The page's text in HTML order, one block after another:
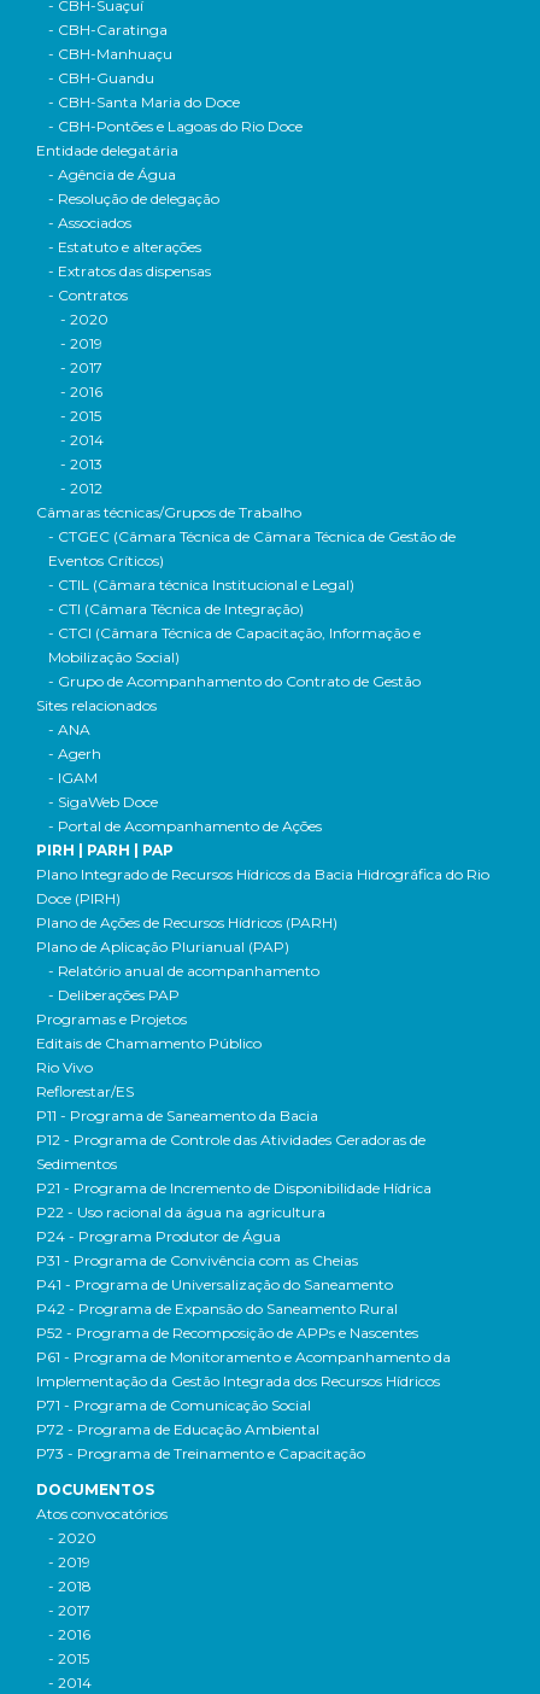
- CBH-Suaçuí
- CBH-Caratinga
- CBH-Manhuaçu
- CBH-Guandu
- CBH-Santa Maria do Doce
- CBH-Pontões e Lagoas do Rio Doce
Entidade delegatária
- Agência de Água
- Resolução de delegação
- Associados
- Estatuto e alterações
- Extratos das dispensas
- Contratos
- 2020
- 2019
- 2017
- 2016
- 2015
- 2014
- 2013
- 2012
Câmaras técnicas/Grupos de Trabalho
- CTGEC (Câmara Técnica de Câmara Técnica de Gestão de
Eventos Críticos)
- CTIL (Câmara técnica Institucional e Legal)
- CTI (Câmara Técnica de Integração)
- CTCI (Câmara Técnica de Capacitação, Informação e
Mobilização Social)
- Grupo de Acompanhamento do Contrato de Gestão
Sites relacionados
- ANA
- Agerh
- IGAM
- SigaWeb Doce
- Portal de Acompanhamento de Ações
PIRH | PARH | PAP
Plano Integrado de Recursos Hídricos da Bacia Hidrográfica do Rio
Doce (PIRH)
Plano de Ações de Recursos Hídricos (PARH)
Plano de Aplicação Plurianual (PAP)
- Relatório anual de acompanhamento
- Deliberações PAP
Programas e Projetos
Editais de Chamamento Público
Rio Vivo
Reflorestar/ES
P11 - Programa de Saneamento da Bacia
P12 - Programa de Controle das Atividades Geradoras de
Sedimentos
P21 - Programa de Incremento de Disponibilidade Hídrica
P22 - Uso racional da água na agricultura
P24 - Programa Produtor de Água
P31 - Programa de Convivência com as Cheias
P41 - Programa de Universalização do Saneamento
P42 - Programa de Expansão do Saneamento Rural
P52 - Programa de Recomposição de APPs e Nascentes
P61 - Programa de Monitoramento e Acompanhamento da
Implementação da Gestão Integrada dos Recursos Hídricos
P71 - Programa de Comunicação Social
P72 - Programa de Educação Ambiental
P73 - Programa de Treinamento e Capacitação
DOCUMENTOS
Atos convocatórios
- 2020
- 2019
- 2018
- 2017
- 2016
- 2015
- 2014